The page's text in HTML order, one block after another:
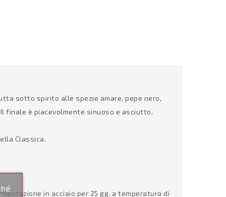
sotto spirito alle spezie amare, pepe nero,
finale è piacevolmente sinuoso e asciutto.
Classica.
in acciaio per 25 gg. a temperatura di